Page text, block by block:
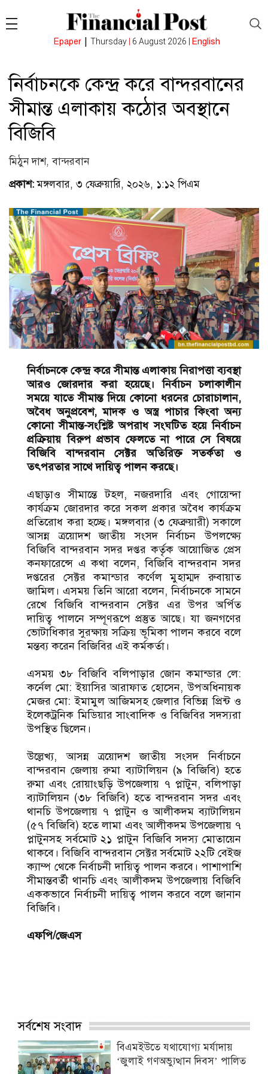
Epaper| Thursday 6 August 2026 | English
নির্বাচনকে কেন্দ্র করে বান্দরবানের
সীমান্ত এলাকায় কঠোর অবস্থানে
বিজিবি
মিঠুন দাশ, বান্দরবান
প্রকাশ:মঙ্গলবার, ৩ ফেব্রুয়ারি, ২০২৬, ১:১২ পিএম
নির্বাচনকে কেন্দ্র করে সীমান্ত এলাকায় নিরাপত্তা ব্যবস্থা
আরও জোরদার করা হয়েছে। নির্বাচন চলাকালীন
সময়ে যাতে সীমান্ত দিয়ে কোনো ধরনের চোরাচালান,
অবৈধ অনুপ্রবেশ, মাদক ও অস্ত্র পাচার কিংবা অন্য
কোনো সীমান্ত-সংশ্লিষ্ট অপরাধ সংঘটিত হয়ে নির্বাচন
প্রক্রিয়ায় বিরুপ প্রভাব ফেলতে না পারে সে বিষয়ে
বিজিবি বান্দরবান সেক্টর অতিরিক্ত সতর্কতা ও
তৎপরতার সাথে দায়িত্ব পালন করছে।
এছাড়াও সীমান্তে টহল, নজরদারি এবং গোয়েন্দা
কার্যক্রম জোরদার করে সকল প্রকার অবৈধ কার্যক্রম
প্রতিরোধ করা হচ্ছে। মঙ্গলবার (৩ ফেব্রুয়ারী) সকালে
আসন্ন ত্রয়োদশ জাতীয় সংসদ নির্বাচন উপলক্ষ্যে
বিজিবি বান্দরবান সদর দপ্তর কর্তৃক আয়োজিত প্রেস
কনফারেন্সে এ কথা বলেন, বিজিবি বান্দরবান সদর
দপ্তরের সেক্টর কমান্ডার কর্ণেল মুহাম্মদ রুবায়াত
জামিল। এসময় তিনি আরো বলেন, নির্বাচনকে সামনে
রেখে বিজিবি বান্দরবান সেক্টর এর উপর অর্পিত
দায়িত্ব পালনে সম্পূণরূপে প্রস্তুত আছে। যা জনগণের
ভোটাধিকার সুরক্ষায় সক্রিয় ভূমিকা পালন করবে বলে
মন্তব্য করেন বিজিবির এই কর্মকর্তা।
এসময় ৩৮ বিজিবি বলিপাড়ার জোন কমান্ডার লে:
কর্নেল মো: ইয়াসির আরাফাত হোসেন, উপঅধিনায়ক
মেজর মো: ইমামুল আজিমসহ জেলার বিভিন্ন প্রিন্ট ও
ইলেকট্রনিক মিডিয়ার সাংবাদিক ও বিজিবির সদস্যরা
উপস্থিত ছিলেন।
উল্লেখ্য, আসন্ন ত্রয়োদশ জাতীয় সংসদ নির্বাচনে
বান্দরবান জেলায় রুমা ব্যাটালিয়ন (৯ বিজিবি) হতে
রুমা এবং রোয়াংছড়ি উপজেলায় ৭ প্লাটুন, বলিপাড়া
ব্যাটালিয়ন (৩৮ বিজিবি) হতে বান্দরবান সদর এবং
থানচি উপজেলায় ৭ প্লাটুন ও আলীকদম ব্যাটালিয়ন
(৫৭ বিজিবি) হতে লামা এবং আলীকদম উপজেলায় ৭
প্লাটুনসহ সর্বমোট ২১ প্লাটুন বিজিবি সদস্য মোতায়েন
থাকবে। বিজিবি বান্দরবান সেক্টর সর্বমোট ২২টি বেইজ
ক্যাম্প থেকে নির্বাচনী দায়িত্ব পালন করবে। পাশাপাশি
সীমান্তবর্তী থানচি এবং আলীকদম উপজেলায় বিজিবি
এককভাবে নির্বাচনী দায়িত্ব পালন করবে বলে জানান
বিজিবি।
এফপি/জেএস
সর্বশেষ সংবাদ
বিএমইউতে যথাযোগ্য মর্যাদায়
‘জুলাই গণঅভ্যুত্থান দিবস’ পালিত